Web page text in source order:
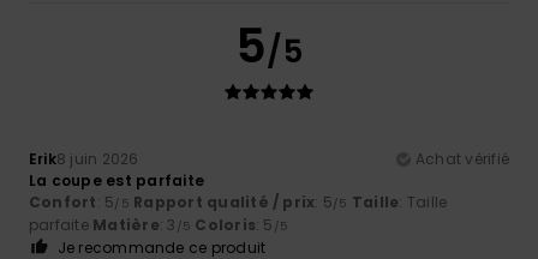
5/5
Erik8 juin 2026
Achat vérifié
La coupe est parfaite
Confort: 5/5 Rapport qualité / prix: 5/5 Taille: Taille
parfaite Matière: 3 /5 Coloris: 5 /5
Je recommande ce produit